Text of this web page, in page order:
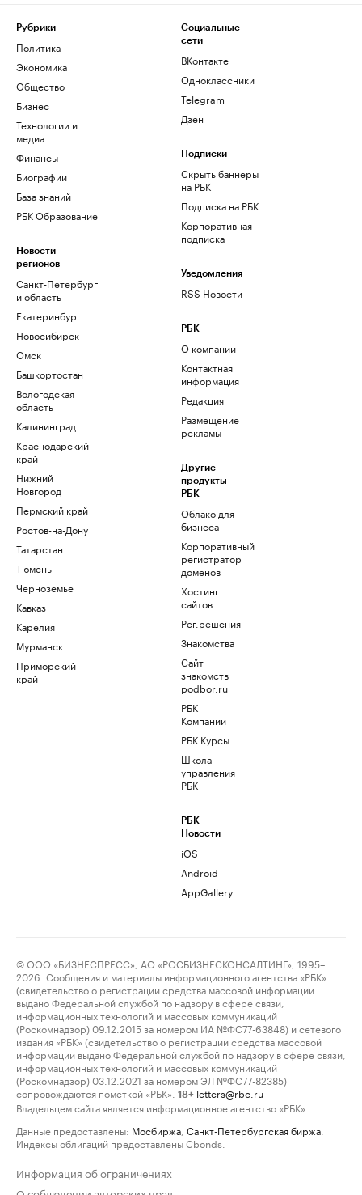
Рубрики
Политика
Экономика
Общество
Бизнес
Технологии и
медиа
Финансы
Биографии
База знаний
РБК Образование
Новости
регионов
Санкт-Петербург
и область
Екатеринбург
Новосибирск
Омск
Башкортостан
Вологодская
область
Калининград
Краснодарский
край
Нижний
Новгород
Пермский край
Ростов-на-Дону
Татарстан
Тюмень
Черноземье
Кавказ
Карелия
Мурманск
Приморский
край
Социальные
сети
ВКонтакте
Одноклассники
Telegram
Дзен
Подписки
Скрыть баннеры
на РБК
Подписка на РБК
Корпоративная
подписка
Уведомления
RSS Новости
РБК
О компании
Контактная
информация
Редакция
Размещение
рекламы
Другие
продукты
РБК
Облако для
бизнеса
Корпоративный
регистратор
доменов
Хостинг
сайтов
Рег.решения
Знакомства
Сайт
знакомств
podbor.ru
РБК
Компании
РБК Курсы
Школа
управления
РБК
РБК
Новости
iOS
Android
AppGallery
© ООО «БИЗНЕСПРЕСС», АО «РОСБИЗНЕСКОНСАЛТИНГ», 1995–
2026. Сообщения и материалы информационного агентства «РБК»
(свидетельство о регистрации средства массовой информации
выдано Федеральной службой по надзору в сфере связи,
информационных технологий и массовых коммуникаций
(Роскомнадзор) 09.12.2015 за номером ИА №ФС77-63848) и сетевого
издания «РБК» (свидетельство о регистрации средства массовой
информации выдано Федеральной службой по надзору в сфере связи,
информационных технологий и массовых коммуникаций
(Роскомнадзор) 03.12.2021 за номером ЭЛ №ФС77-82385)
сопровождаются пометкой «РБК».
18+ letters@rbc.ru
Владельцем сайта является информационное агентство «РБК».
Данные предоставлены: Мосбиржа Санкт-Петербургская биржа
Индексы облигаций предоставлены Cbonds.
Информация об ограничениях